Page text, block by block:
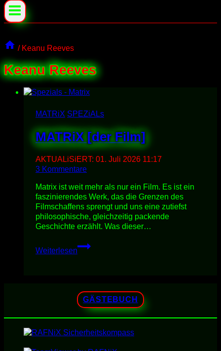
/ Keanu Reeves
Keanu Reeves
MATRiX SPEZiALs
MATRiX [der Film]
AKTUALiSiERT: 01. Juli 2026 11:17
3 Kommentare
Matrix ist weit mehr als nur ein Film. Es ist ein
faszinierendes Werk, das die Grenzen des
Filmschaffens sprengt und uns eine zutiefst
philosophische, gleichzeitig packende
Geschichte erzählt. Was dieser…
Weiterlesen
MATRiX
[der
GÄSTEBUCH